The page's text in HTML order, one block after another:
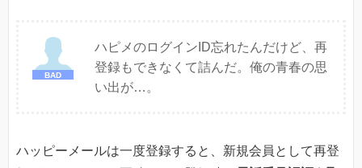
ハピメのログインID忘れたんだけど、再
登録もできなくて詰んだ。俺の青春の思
い出が…。
ハッピーメールは一度登録すると、新規会員として再登